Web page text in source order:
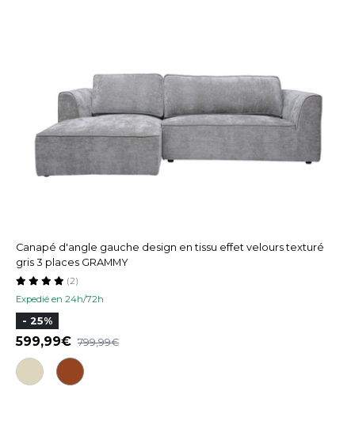
Canapé d'angle gauche design en tissu effet velours texturé
gris 3 places GRAMMY
Expedié en 24h/72h
(2)
- 25%
599,99 799,99